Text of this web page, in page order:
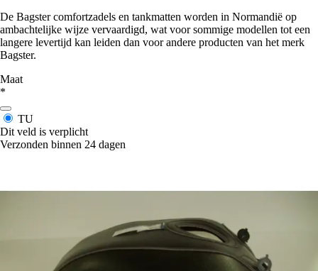
De Bagster comfortzadels en tankmatten worden in Normandië op
ambachtelijke wijze vervaardigd, wat voor sommige modellen tot een
langere levertijd kan leiden dan voor andere producten van het merk
Bagster.
Maat
*
TU
Dit veld is verplicht
Verzonden binnen 24 dagen